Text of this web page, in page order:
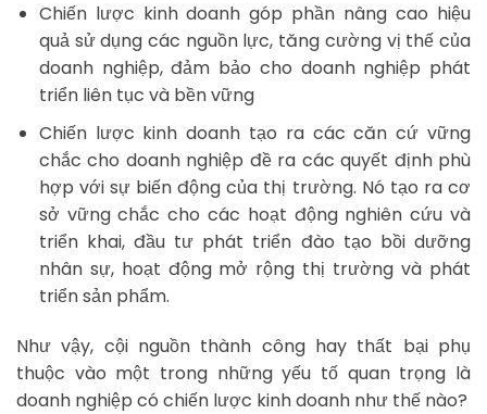
Chiến lược kinh doanh góp phần nâng cao hiệu
quả sử dụng các nguồn lực, tăng cường vị thế của
doanh nghiệp, đảm bảo cho doanh nghiệp phát
triển liên tục và bền vững
Chiến lược kinh doanh tạo ra các căn cứ vững
chắc cho doanh nghiệp đề ra các quyết định phù
hợp với sự biến động của thị trường. Nó tạo ra cơ
sở vững chắc cho các hoạt động nghiên cứu và
triển khai, đầu tư phát triển đào tạo bồi dưỡng
nhân sự, hoạt động mở rộng thị trường và phát
triển sản phẩm.
Như vậy, cội nguồn thành công hay thất bại phụ
thuộc vào một trong những yếu tố quan trọng là
doanh nghiệp có chiến lược kinh doanh như thế nào?